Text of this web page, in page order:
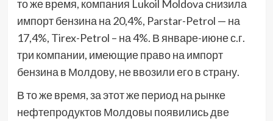
то же время, компания Lukoil Moldova снизила
импорт бензина на 20,4%, Parstar-Petrol — на
17,4%, Tirex-Petrol – на 4%. В январе-июне с.г.
три компании, имеющие право на импорт
бензина в Молдову, не ввозили его в страну.
В то же время, за этот же период на рынке
нефтепродуктов Молдовы появились две